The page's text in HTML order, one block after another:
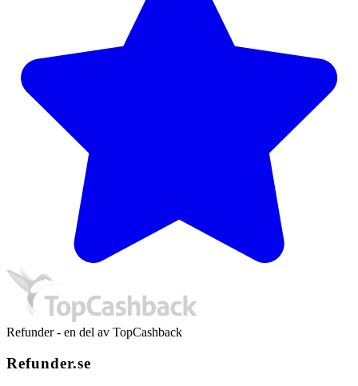
Refunder - en del av TopCashback
Refunder.se